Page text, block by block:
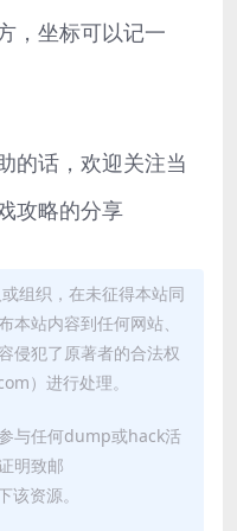
，坐标可以记一
的话，欢迎关注当
攻略的分享
组织，在未征得本站同
站内容到任何网站、
侵犯了原著者的合法权
）进行处理。
与任何dump或hack活
明致邮
资源。